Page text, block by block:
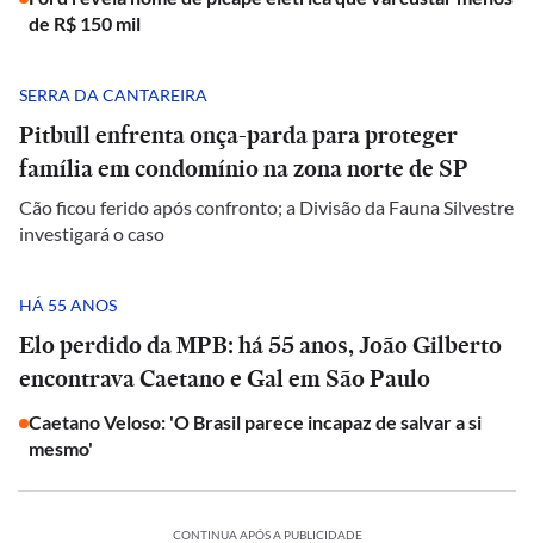
de R$ 150 mil
SERRA DA CANTAREIRA
Pitbull enfrenta onça-parda para proteger
família em condomínio na zona norte de SP
Cão ficou ferido após confronto; a Divisão da Fauna Silvestre
investigará o caso
HÁ 55 ANOS
Elo perdido da MPB: há 55 anos, João Gilberto
encontrava Caetano e Gal em São Paulo
Caetano Veloso: 'O Brasil parece incapaz de salvar a si
mesmo'
CONTINUA APÓS A PUBLICIDADE